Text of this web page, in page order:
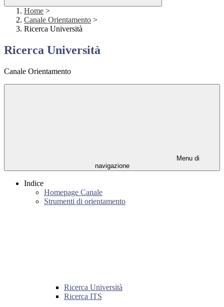
Home >
Canale Orientamento >
Ricerca Università
Ricerca Università
Canale Orientamento
Menu di
navigazione
Indice
Homepage Canale
Strumenti di orientamento
Ricerca Università
Ricerca ITS